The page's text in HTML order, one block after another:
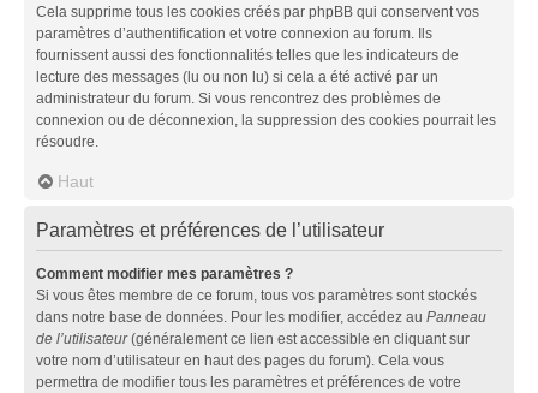
Cela supprime tous les cookies créés par phpBB qui conservent vos
paramètres d’authentification et votre connexion au forum. Ils
fournissent aussi des fonctionnalités telles que les indicateurs de
lecture des messages (lu ou non lu) si cela a été activé par un
administrateur du forum. Si vous rencontrez des problèmes de
connexion ou de déconnexion, la suppression des cookies pourrait les
résoudre.
Haut
Paramètres et préférences de l’utilisateur
Comment modifier mes paramètres ?
Si vous êtes membre de ce forum, tous vos paramètres sont stockés
dans notre base de données. Pour les modifier, accédez au Panneau
de l’utilisateur(généralement ce lien est accessible en cliquant sur
votre nom d’utilisateur en haut des pages du forum). Cela vous
permettra de modifier tous les paramètres et préférences de votre